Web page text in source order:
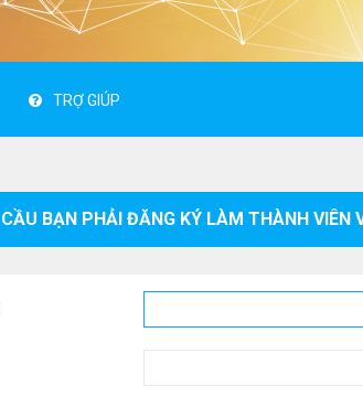
TRỢ GIÚP
CẦU BẠN PHẢI ĐĂNG KÝ LÀM THÀNH